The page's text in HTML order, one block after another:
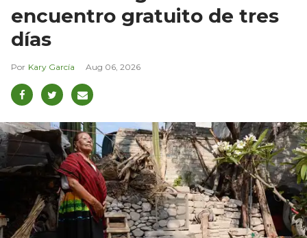
encuentro gratuito de tres
días
Kary García Aug 06, 2026